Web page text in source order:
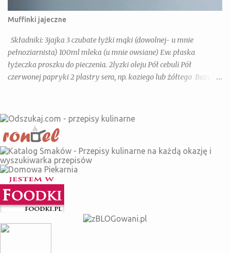
Muffinki jajeczne
Składniki: 3jajka 3 czubate łyżki mąki (dowolnej- u mnie
pełnoziarnista) 100ml mleka (u mnie owsiane) Ew. płaska
łyżeczka proszku do pieczenia. 2lyzki oleju Pół cebuli Pół
czerwonej papryki 2 plastry sera, np. koziego lub żółtego Bazylia,
warzywa i ser pokrojone w drobniejszą kostkę(można dodać tez
kielbase, szynkę lub pieczarki- na imprezę super). Przekładamy
do form na muffinki i pieczemy 20 minut w 180 stopniach z
termoobiegiem.